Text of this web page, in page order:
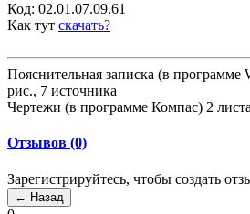
Код: 02.01.07.09.61
Как тут скачать?
Пояснительная записка (в программе
рис., 7 источника
Чертежи (в программе Компас) 2
Отзывов (0)
Зарегистрируйтесь, чтобы создать